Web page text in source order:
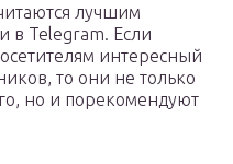
лучшим
в Telegram. Если
интересный
то они не только
но и порекомендуют